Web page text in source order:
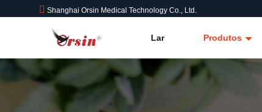
Shanghai Orsin Medical Technology Co., Ltd.
Lar Produtos